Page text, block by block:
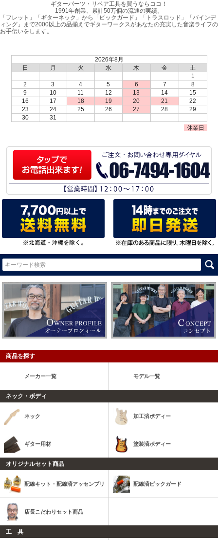
ギターパーツ・リペア工具を買うならココ！
1991年創業、累計50万個の流通の実績。
「フレット」「ギターネック」から「ピックガード」「トラスロッド」「バインデ
ィング」まで2000以上の品揃えでギターワークスがあなたの充実した音楽ライフの
お手伝いをします。
2026年8月
日
月 火 水 木 金
土
1
2
3 4 5 6 7
8
9
10 11 12 13 14
15
16
17 18 19 20 21
22
23
24 25 26 27 28
29
30
31
休業日
商品を探す
メーカー一覧 モデル一覧
ネック・ボディ
ネック 加工済ボディー
ギター用材 塗装済ボディー
オリジナルセット商品
配線キット・配線済アッセンブリ 配線済ピックガード
店長こだわりセット商品
工 具